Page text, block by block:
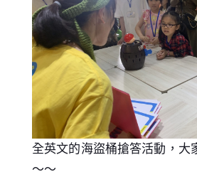
全英文的海盜桶搶答活動，大